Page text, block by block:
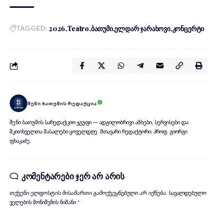
TAGGED: 2026 Teatro ბათუმი ელდარ ჯარახოვი კონცერტი
შენი ბათუმის რედაქცია
შენი ბათუმის სარედაქციო ჯგუფი — ადგილობრივი ამბები, სერვისები და
მკითხველთა მასალები ყოველდღე. მთავარი რედაქტორი: პროფ. გიორგი
ფხაკაძე.
კომენტარები ჯერ არ არის
თქვენი ელფოსტის მისამართი გამოქვეყნებული არ იქნება. სავალდებულო
ველების მონიშვნის ნიშანი *